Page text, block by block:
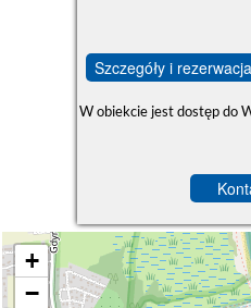
Szczegóły i
W obiekcie jest dostęp do
+
−